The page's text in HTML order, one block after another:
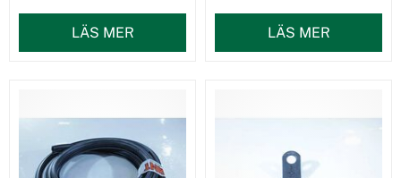
LÄS MER LÄS MER